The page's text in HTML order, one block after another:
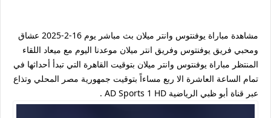
مشاهدة مباراة يوفنتوس وانتر ميلان بث مباشر يوم 16-2-2025 عشاق
ومحبي فريق يوفنتوس وفريق انتر ميلان موعدنا اليوم مع ميعاد اللقاء
المنتظر مباراة يوفنتوس وانتر ميلان بتوقيت القاهرة التي تبدأ أحداثها في
تمام الساعة العاشرة الا ربع مساءاً بتوقيت جمهورية مصر المحلي وتذاع
عبر قناة أبو ظبي الرياضية AD Sports 1 HD .